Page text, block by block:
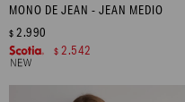
MONO DE JEAN - JEAN MEDIO
$ 2.990
$ 2.542